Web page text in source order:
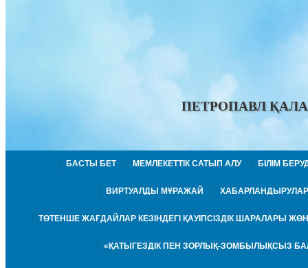
ПЕТРОПАВЛ
БАСТЫ БЕТ МЕМЛЕКЕТТІК САТЫП АЛУ БІЛІМ
ВИРТУАЛДЫ МҰРАЖАЙ ХАБАРЛАНДЫРУЛАР
ТӨТЕНШЕ ЖАҒДАЙЛАР КЕЗІНДЕГІ ҚАУІПСІЗДІК ШАРАЛАРЫ
«ҚАТЫГЕЗДІК ПЕН ЗОРЛЫҚ-ЗОМБЫЛЫҚСЫЗ